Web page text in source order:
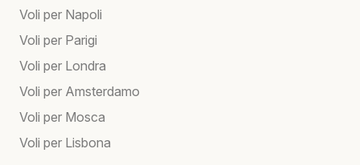
Voli per Napoli
Voli per Parigi
Voli per Londra
Voli per Amsterdamo
Voli per Mosca
Voli per Lisbona